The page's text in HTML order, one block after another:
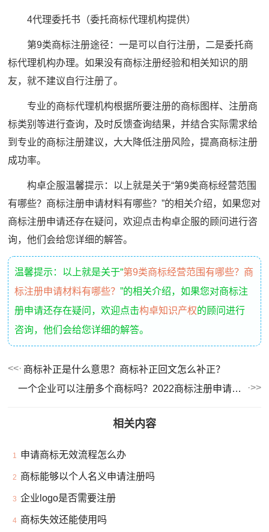
4代理委托书（委托商标代理机构提供）
第9类商标注册途径：一是可以自行注册，二是委托商
标代理机构办理。如果没有商标注册经验和相关知识的朋
友，就不建议自行注册了。
专业的商标代理机构根据所要注册的商标图样、注册商
标类别等进行查询，及时反馈查询结果，并结合实际需求给
到专业的商标注册建议，大大降低注册风险，提高商标注册
成功率。
构卓企服温馨提示：以上就是关于“第9类商标经营范围
有哪些？商标注册申请材料有哪些？”的相关介绍，如果您对
商标注册申请还存在疑问，欢迎点击构卓企服的顾问进行咨
询，他们会给您详细的解答。
温馨提示：以上就是关于“第9类商标经营范围有哪些？商
标注册申请材料有哪些？”的相关介绍，如果您对商标注
册申请还存在疑问，欢迎点击构卓知识产权的顾问进行
咨询，他们会给您详细的解答。
商标补正是什么意思？商标补正回文怎么补正？
一个企业可以注册多个商标吗？2022商标注册申请流程及材料
相关内容
1 申请商标无效流程怎么办
2 商标能够以个人名义申请注册吗
3 企业logo是否需要注册
4 商标失效还能使用吗